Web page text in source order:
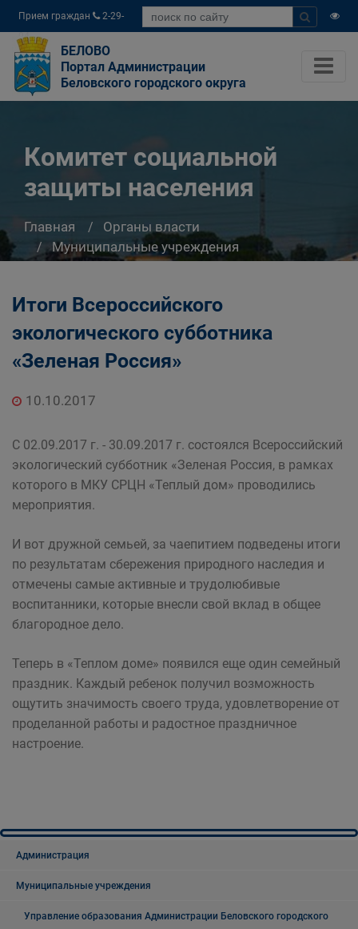
Прием граждан
2-29-
04
БЕЛОВО
Портал Администрации
Беловского городского округа
Комитет социальной
защиты населения
Главная
Органы власти
Муниципальные учреждения
Комитет социальной защиты населения
Итоги Всероссийского
экологического субботника
«Зеленая Россия»
10.10.2017
С 02.09.2017 г. - 30.09.2017 г. состоялся Всероссийский
экологический субботник «Зеленая Россия, в рамках
которого в МКУ СРЦН «Теплый дом» проводились
мероприятия.
И вот дружной семьей, за чаепитием подведены итоги
по результатам сбережения природного наследия и
отмечены самые активные и трудолюбивые
воспитанники, которые внесли свой вклад в общее
благородное дело.
Теперь в «Теплом доме» появился еще один семейный
праздник. Каждый ребенок получил возможность
ощутить значимость своего труда, удовлетворение от
проделанной работы и радостное праздничное
настроение.
Администрация
Муниципальные учреждения
Управление образования Администрации Беловского городского